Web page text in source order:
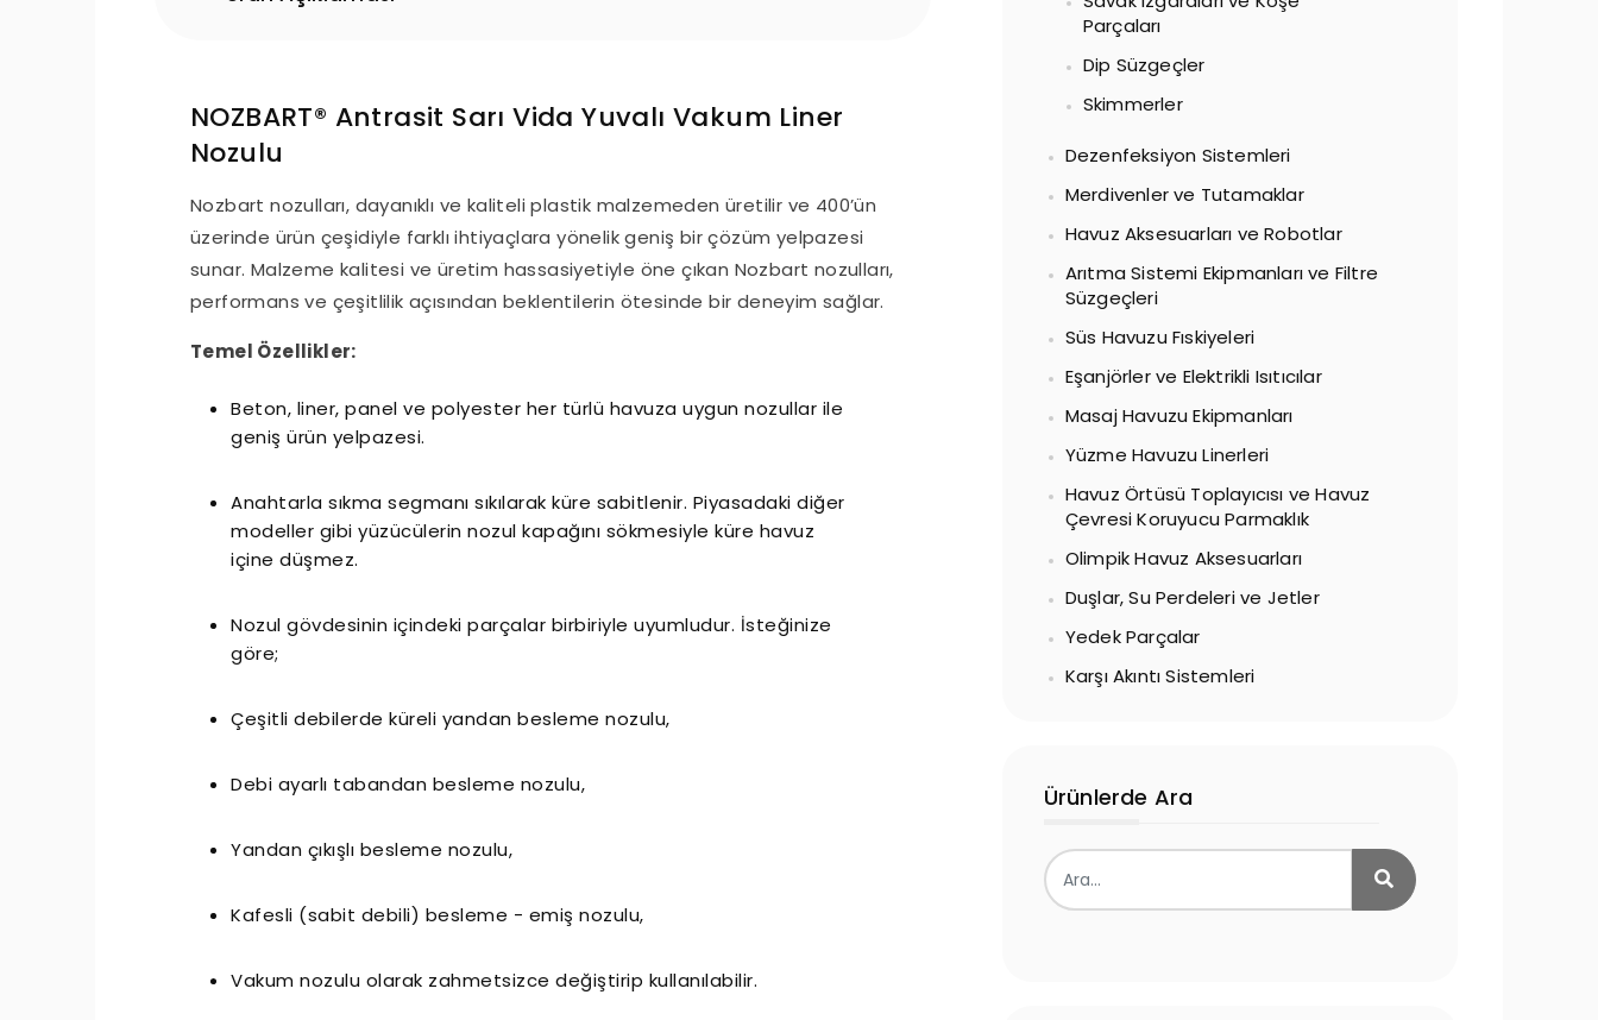
NOZBART® Antrasit Sarı Vida Yuvalı Vakum Liner
Nozulu
Nozbart nozulları, dayanıklı ve kaliteli plastik malzemeden üretilir ve 400’ün
üzerinde ürün çeşidiyle farklı ihtiyaçlara yönelik geniş bir çözüm yelpazesi
sunar. Malzeme kalitesi ve üretim hassasiyetiyle öne çıkan Nozbart nozulları,
performans ve çeşitlilik açısından beklentilerin ötesinde bir deneyim sağlar.
Temel Özellikler:
Beton, liner, panel ve polyester her türlü havuza uygun nozullar ile
geniş ürün yelpazesi.
Anahtarla sıkma segmanı sıkılarak küre sabitlenir. Piyasadaki diğer
modeller gibi yüzücülerin nozul kapağını sökmesiyle küre havuz
içine düşmez.
Nozul gövdesinin içindeki parçalar birbiriyle uyumludur. İsteğinize
göre;
Çeşitli debilerde küreli yandan besleme nozulu,
Debi ayarlı tabandan besleme nozulu,
Yandan çıkışlı besleme nozulu,
Kafesli (sabit debili) besleme - emiş nozulu,
Vakum nozulu olarak zahmetsizce değiştirip kullanılabilir.
Parçaları
Dip Süzgeçler
Skimmerler
Dezenfeksiyon Sistemleri
Merdivenler ve Tutamaklar
Havuz Aksesuarları ve Robotlar
Arıtma Sistemi Ekipmanları ve Filtre
Süzgeçleri
Süs Havuzu Fıskiyeleri
Eşanjörler ve Elektrikli Isıtıcılar
Masaj Havuzu Ekipmanları
Yüzme Havuzu Linerleri
Havuz Örtüsü Toplayıcısı ve Havuz
Çevresi Koruyucu Parmaklık
Olimpik Havuz Aksesuarları
Duşlar, Su Perdeleri ve Jetler
Yedek Parçalar
Karşı Akıntı Sistemleri
Ürünlerde Ara